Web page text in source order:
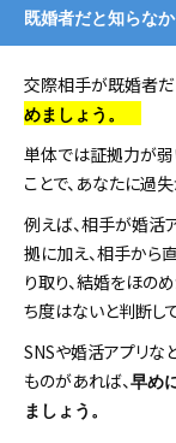
既婚者だと知らな
交際相手が既婚者だ
めましょう。
単体では証拠力が弱
ことで、あなたに過
例えば、相手が婚活
拠に加え、相手から
り取り、結婚をほの
ち度はないと判断し
SNSや婚活アプリな
ものがあれば、 早め
ましょう。